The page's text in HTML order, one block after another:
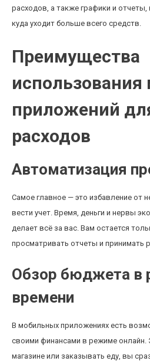
расходов, а также графики и
куда уходит больше всего средств.
Преимущества
приложений
расходов
Автоматизация
Самое главное — это избавление от
вести учет. Время, деньги и нервы
делает всё за вас. Вам остается
просматривать отчеты и принимать
Обзор бюджета в
времени
В мобильных приложениях есть
своими финансами в режиме онлайн.
магазине или заказывать еду, вы